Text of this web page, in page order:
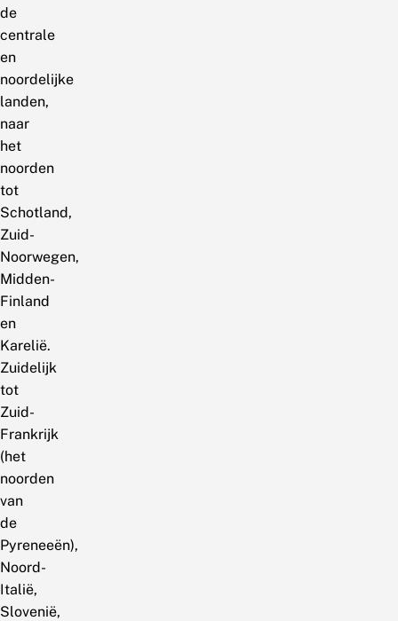
de
centrale
en
noordelijke
landen,
naar
het
noorden
tot
Schotland,
Zuid-
Noorwegen,
Midden-
Finland
en
Karelië.
Zuidelijk
tot
Zuid-
Frankrijk
(het
noorden
van
de
Pyreneeën),
Noord-
Italië,
Slovenië,